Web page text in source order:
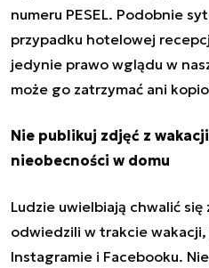
numeru PESEL. Podobnie
przypadku hotelowej
jedynie prawo wglądu w
może go zatrzymać ani
Nie publikuj zdjęć z
nieobecności w domu
Ludzie uwielbiają chwalić
odwiedzili w trakcie wakacji,
Instagramie i Facebooku.